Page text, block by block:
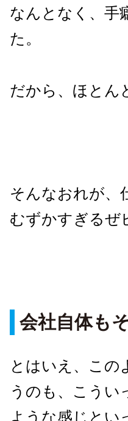
なんとなく、手
た。
だから、ほとん
そんなおれが、
むずかすぎるぜ
会社自体も
とはいえ、この
うのも、こうい
ような感じとい